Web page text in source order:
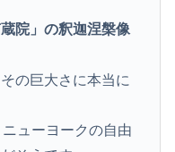
院」の釈迦涅槃像
の巨大さに本当に
ューヨークの自由